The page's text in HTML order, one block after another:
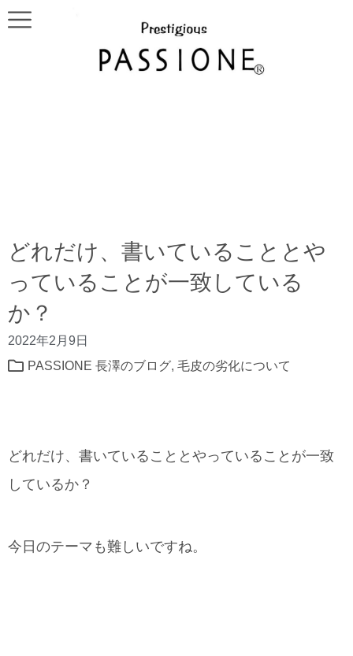
どれだけ、書いていることとや
っていることが一致している
か？
2022年2月9日
PASSIONE 長澤のブログ, 毛皮の劣化について
どれだけ、書いていることとやっていることが一致
しているか？
今日のテーマも難しいですね。